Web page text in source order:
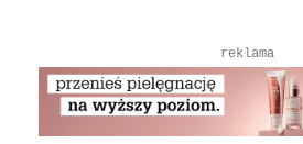
reklama